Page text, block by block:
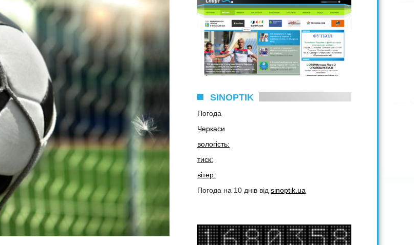
SINOPTIK
Погода
Черкаси
вологість:
тиск:
вітер:
Погода на 10 днів від sinoptik.ua